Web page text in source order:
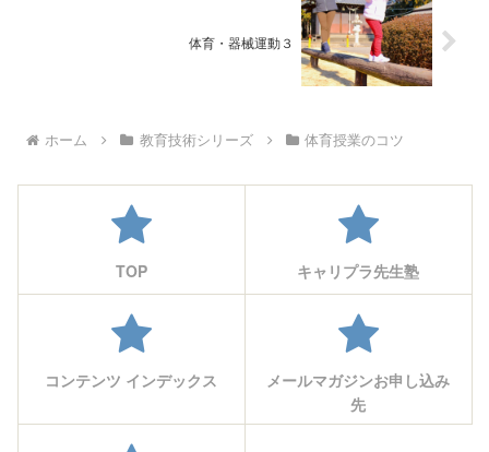
体育・器械運動３
ホーム 教育技術シリーズ 体育授業のコツ
TOP キャリプラ先生塾
コンテンツ インデックス
メールマガジンお申し込み
先